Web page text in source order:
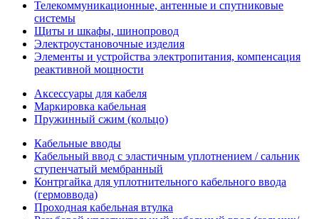
Телекоммуникационные, антенные и спутниковые
системы
Щиты и шкафы, шинопровод
Электроустановочные изделия
Элементы и устройства электропитания, компенсация
реактивной мощности
Аксессуары для кабеля
Маркировка кабельная
Пружинный сжим (кольцо)
Кабельные вводы
Кабельный ввод с эластичным уплотнением / сальник
ступенчатый мембранный
Контргайка для уплотнительного кабельного ввода
(гермоввода)
Проходная кабельная втулка